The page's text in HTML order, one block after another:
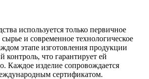
используется только первичное
и современное технологическое
этапе изготовления продукции
контроль, что гарантирует ей
Каждое изделие сопровождается
сертификатом.